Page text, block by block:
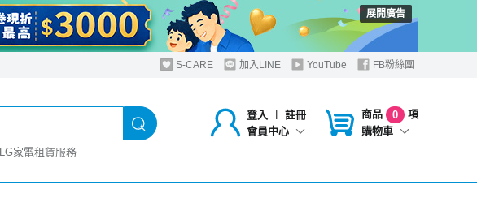
展開廣告
S-CARE 加入LINE YouTube FB粉絲團
登入 ︱
註冊
會員中心
商品 0
項
購物車
LG家電租賃服務